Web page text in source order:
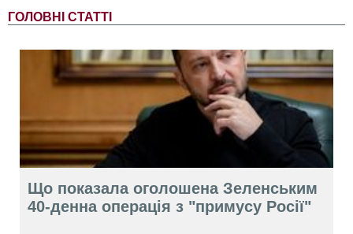
ГОЛОВНІ СТАТТІ
Що показала оголошена Зеленським
40-денна операція з "примусу Росії"